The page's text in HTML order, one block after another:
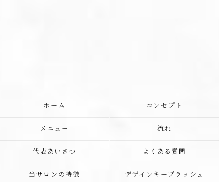
ホーム コンセプト
メニュー 流れ
代表あいさつ よくある質問
当サロンの特徴 デザインキープラッシュ